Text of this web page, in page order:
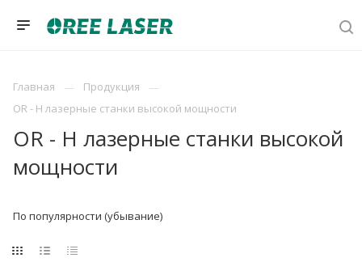
Главная
Продукция
OR - H лазерные станки высокой мощности
OR - H лазерные станки высокой
мощности
По популярности (убывание)